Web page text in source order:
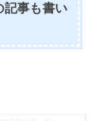
記事も書い